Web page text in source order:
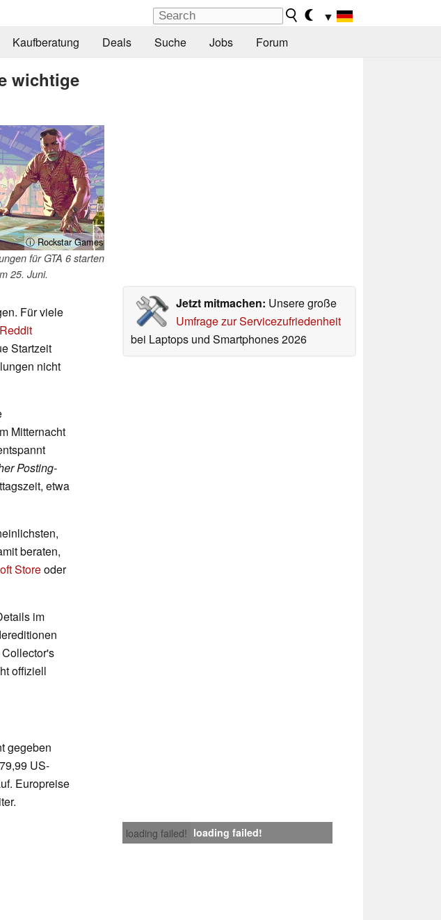
▼
Kaufberatung Deals Suche Jobs Forum
wichtige
ⓘ Rockstar Games
für GTA 6 starten
25. Juni.
Jetzt mitmachen: Unsere große
Umfrage zur Servicezufriedenheit
bei Laptops und Smartphones 2026
Für viele
Startzeit
nicht
Mitternacht
Posting-
etwa
beraten,
Storeoder
im
offiziell
gegeben
US-
Europreise
loading failed! loading failed!